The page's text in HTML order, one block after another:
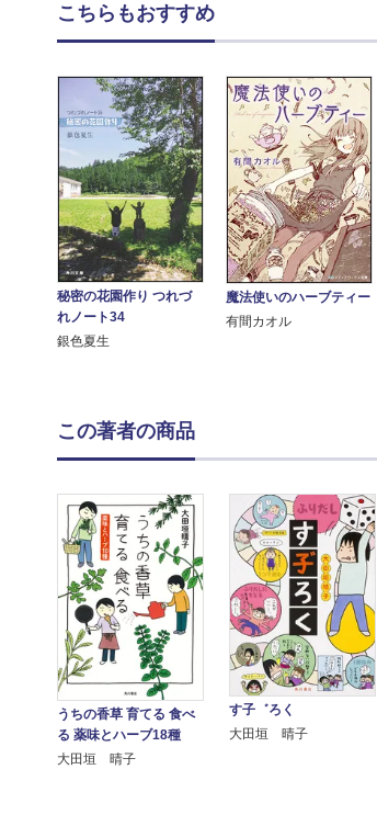
こちらもおすすめ
秘密の花園作り つれづ
れノート34
銀色夏生
魔法使いのハーブティー
有間カオル
この著者の商品
うちの香草 育てる 食べ
る 薬味とハーブ18種
大田垣 晴子
す子゛ろく
大田垣 晴子